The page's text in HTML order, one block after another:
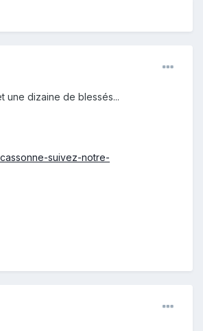
une dizaine de blessés...
suivez-notre-